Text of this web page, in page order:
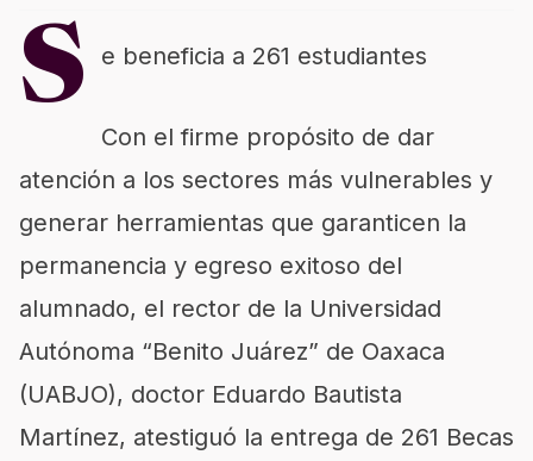
S e beneficia a 261 estudiantes
Con el firme propósito de dar
atención a los sectores más vulnerables y
generar herramientas que garanticen la
permanencia y egreso exitoso del
alumnado, el rector de la Universidad
Autónoma “Benito Juárez” de Oaxaca
(UABJO), doctor Eduardo Bautista
Martínez, atestiguó la entrega de 261 Becas